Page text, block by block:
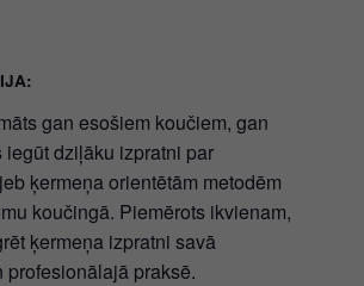
gan esošiem koučiem, gan
iegūt dziļāku izpratni par
ķermeņa orientētām metodēm
koučingā. Piemērots ikvienam,
ķermeņa izpratni savā
profesionālajā praksē.